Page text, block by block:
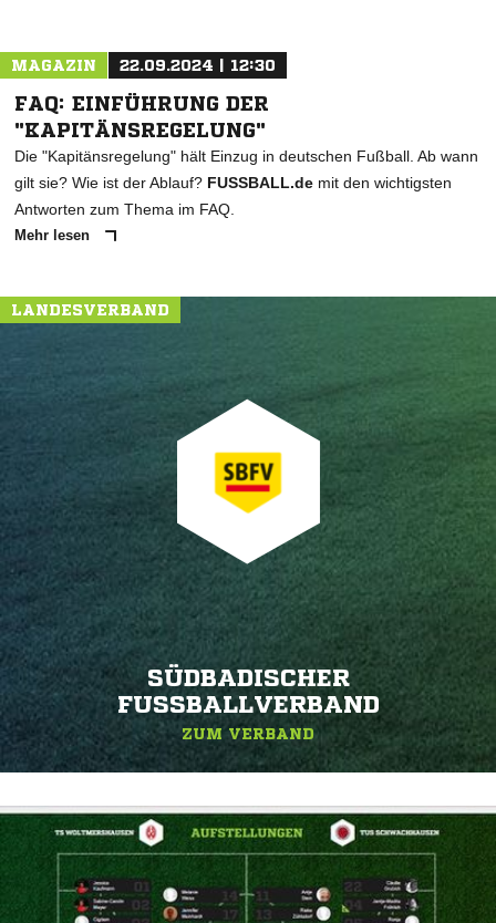
MAGAZIN 22.09.2024 | 12:30
FAQ: EINFÜHRUNG DER
"KAPITÄNSREGELUNG"
Die "Kapitänsregelung" hält Einzug in deutschen Fußball. Ab wann
gilt sie? Wie ist der Ablauf? FUSSBALL.de mit den wichtigsten
Antworten zum Thema im FAQ.
Mehr lesen
LANDESVERBAND
SÜDBADISCHER
FUSSBALLVERBAND
ZUM VERBAND